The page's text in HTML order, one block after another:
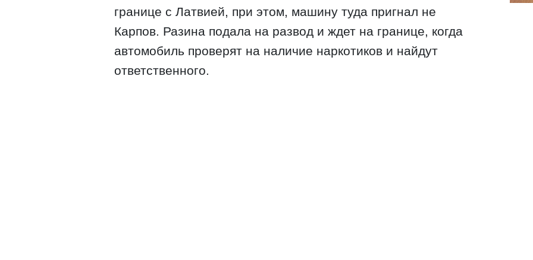
границе с Латвией, при этом, машину туда пригнал не
Карпов. Разина подала на развод и ждет на границе, когда
автомобиль проверят на наличие наркотиков и найдут
ответственного.